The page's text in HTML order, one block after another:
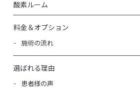
酸素ルーム
料金＆オプション
施術の流れ
選ばれる理由
患者様の声